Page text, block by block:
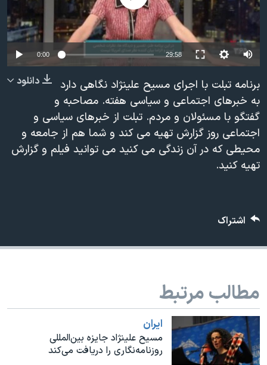
فرهنگ و زندگی
حقوق شهروندی
اقتصادی
اسرائیل در جنگ
گالری عکس
آرشیو پخش زنده
مستندها
انتخابات ریاست جمهوری آمریکا ۲۰۲۴
حمله جمهوری اسلامی به اسرائیل
ورزش زنان در ایران
اعتراضات زن، زندگی، آزادی
مجموعه مستندهای دادخواهی
تریبونال مردمی آبان ۹۸
قانون شفافیت دارائی کادر رهبری ایران
اعتراضات مردمی آبان ۹۸
نرگس محمدی برنده جایزه نوبل صلح
صفحه‌های ویژه
سفر پرزیدنت ترامپ به چین
دنبال کنید
زبانهای مختلف
0:00 29:58
دانلود
برنامه تبلت با اجرای مسیح علینژاد نگاهی دارد
به خبرهای اجتماعی و سیاسی هفته. مصاحبه و
گفتگو با مسئولان و مردم. تبلت از خبرهای سیاسی و
اجتماعی روز گزارش تهیه می کند و شما هم از جامعه و
محیطی که در آن زندگی می کنید می توانید فیلم و گزارش
تهیه کنید.
اشتراک
مطالب مرتبط
ايران
مسیح علینژاد جایزه بین‌المللی
روزنامه‌نگاری را دریافت می‌کند